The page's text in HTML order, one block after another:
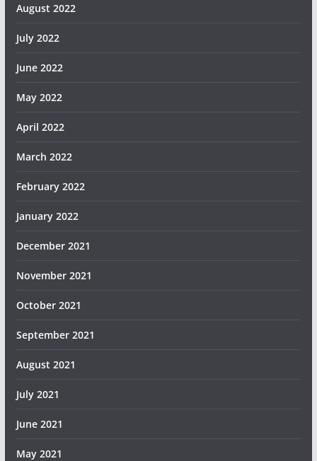
August 2022
July 2022
June 2022
May 2022
April 2022
March 2022
February 2022
January 2022
December 2021
November 2021
October 2021
September 2021
August 2021
July 2021
June 2021
May 2021